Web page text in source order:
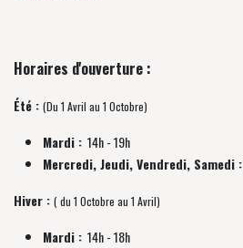
Horaires d'ouverture :
Été : (Du 1 Avril au 1 Octobre)
Mardi : 14h - 19h
Mercredi, Jeudi, Vendredi, Samedi :
Hiver : ( du 1 Octobre au 1 Avril)
Mardi : 14h - 18h